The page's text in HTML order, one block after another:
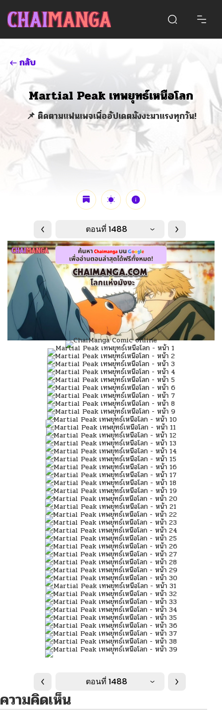
กลับ
Martial Peak เทพยุทธ์เหนือโลก
📌 ติดตามแฟนเพจเพื่ออัปเดตมังงะมาแรงทุกวัน!
ตอนที่ 1488
ตอนที่ 1488
ความคิดเห็น